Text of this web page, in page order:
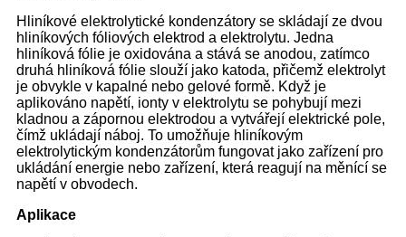
Hliníkové elektrolytické kondenzátory se skládají ze dvou
hliníkových fóliových elektrod a elektrolytu. Jedna
hliníková fólie je oxidována a stává se anodou, zatímco
druhá hliníková fólie slouží jako katoda, přičemž elektrolyt
je obvykle v kapalné nebo gelové formě. Když je
aplikováno napětí, ionty v elektrolytu se pohybují mezi
kladnou a zápornou elektrodou a vytvářejí elektrické pole,
čímž ukládají náboj. To umožňuje hliníkovým
elektrolytickým kondenzátorům fungovat jako zařízení pro
ukládání energie nebo zařízení, která reagují na měnící se
napětí v obvodech.
Aplikace